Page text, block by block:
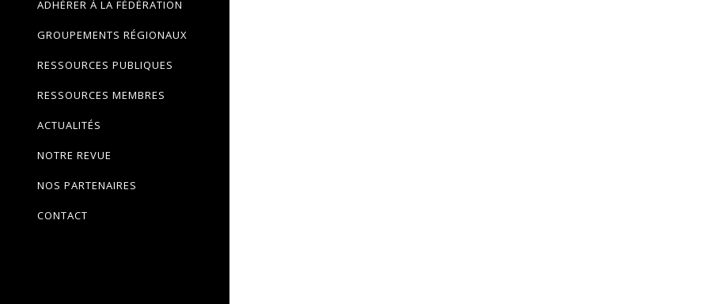
ADHÉRER À LA FÉDÉRATION
GROUPEMENTS RÉGIONAUX
RESSOURCES PUBLIQUES
RESSOURCES MEMBRES
ACTUALITÉS
NOTRE REVUE
NOS PARTENAIRES
CONTACT